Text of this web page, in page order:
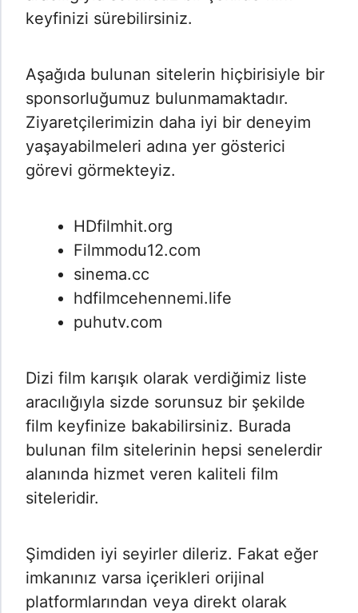
keyfinizi sürebilirsiniz.
Aşağıda bulunan sitelerin hiçbirisiyle bir
sponsorluğumuz bulunmamaktadır.
Ziyaretçilerimizin daha iyi bir deneyim
yaşayabilmeleri adına yer gösterici
görevi görmekteyiz.
HDfilmhit.org
Filmmodu12.com
sinema.cc
hdfilmcehennemi.life
puhutv.com
Dizi film karışık olarak verdiğimiz liste
aracılığıyla sizde sorunsuz bir şekilde
film keyfinize bakabilirsiniz. Burada
bulunan film sitelerinin hepsi senelerdir
alanında hizmet veren kaliteli film
siteleridir.
Şimdiden iyi seyirler dileriz. Fakat eğer
imkanınız varsa içerikleri orijinal
platformlarından veya direkt olarak